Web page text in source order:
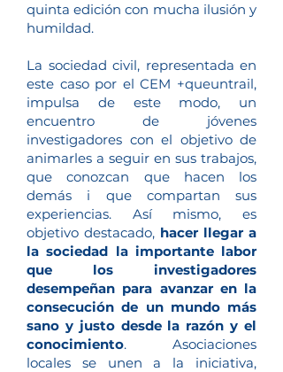
quinta edición con mucha ilusión y
humildad.
La sociedad civil, representada en
este caso por el CEM +queuntrail,
impulsa de este modo, un
encuentro de jóvenes
investigadores con el objetivo de
animarles a seguir en sus trabajos,
que conozcan que hacen los
demás i que compartan sus
experiencias. Así mismo, es
objetivo destacado, hacer llegar a
la sociedad la importante labor
que los investigadores
desempeñan para avanzar en la
consecución de un mundo más
sano y justo desde la razón y el
conocimiento. Asociaciones
locales se unen a la iniciativa,